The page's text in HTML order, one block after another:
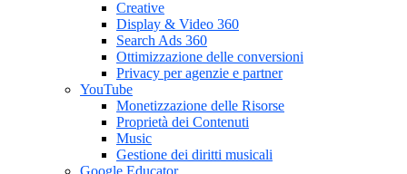
Creative
Display & Video 360
Search Ads 360
Ottimizzazione delle conversioni
Privacy per agenzie e partner
YouTube
Monetizzazione delle Risorse
Proprietà dei Contenuti
Music
Gestione dei diritti musicali
Google Educator